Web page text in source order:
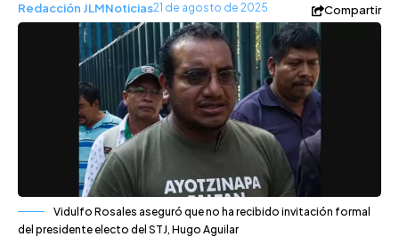
Redacción JLMNoticias21 de agosto de 2025 Compartir
Vidulfo Rosales aseguró que no ha recibido invitación formal
del presidente electo del STJ, Hugo Aguilar